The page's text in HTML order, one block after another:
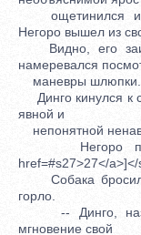
ощетинился и
Негоро вышел из
Видно, его
намеревался
маневры шлюпки.
Динго кинулся к
явной и
непонятной
Негоро
href=#s27>27</
Собака
горло.
-- Динго,
мгновение свой